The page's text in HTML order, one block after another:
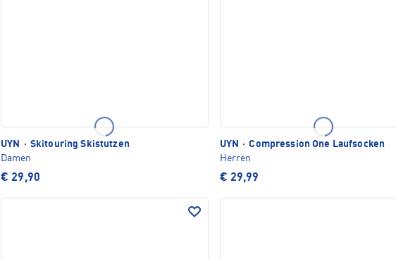
UYN · Skitouring Skistutzen
Damen
€ 29,90
UYN · Compression One Laufsocken
Herren
€ 29,99